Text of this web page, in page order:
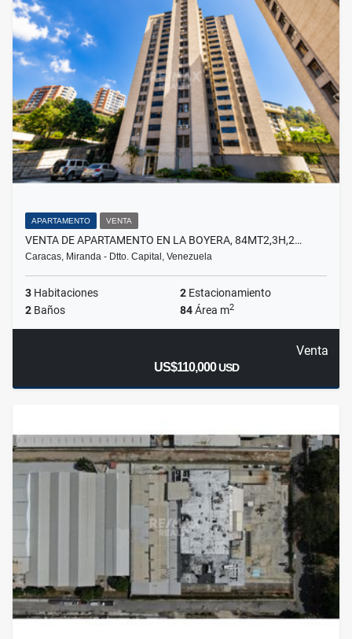
APARTAMENTO VENTA
VENTA DE APARTAMENTO EN LA BOYERA, 84MT2,3H,2…
Caracas, Miranda - Dtto. Capital, Venezuela
3 Habitaciones 2 Estacionamiento
2 Baños 84Área m2
Venta
US$110,000USD